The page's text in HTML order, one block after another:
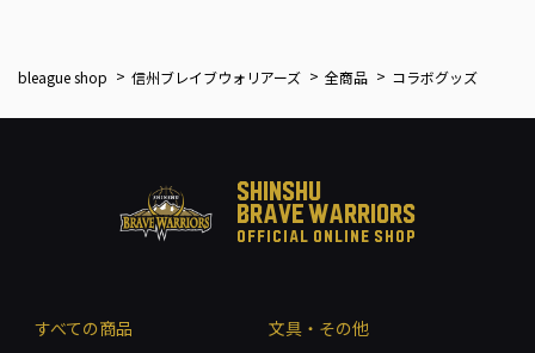
bleague shop 信州ブレイブウォリアーズ 全商品 コラボグッズ
SHINSHU
BRAVE WARRIORS
OFFICIAL ONLINE SHOP
すべての商品
文具・その他